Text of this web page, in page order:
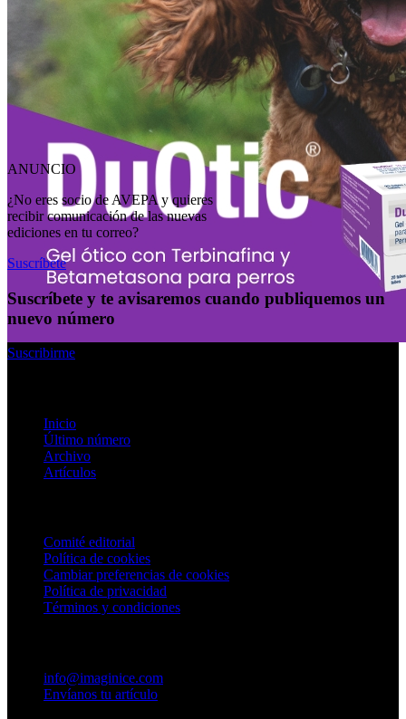
ANUNCIO
¿No eres socio de AVEPA y quieres
recibir comunicación de las nuevas
ediciones en tu correo?
Suscríbete
Suscríbete y te avisaremos cuando publiquemos un
nuevo número
Suscribirme
Inicio
Último número
Archivo
Artículos
Comité editorial
Política de cookies
Cambiar preferencias de cookies
Política de privacidad
Términos y condiciones
info@imaginice.com
Envíanos tu artículo